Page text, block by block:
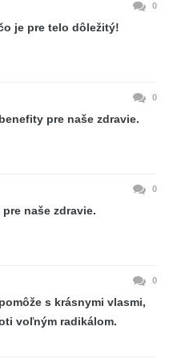
0
je pre telo dôležitý!
0
pre naše zdravie.
0
naše zdravie.
0
s krásnymi vlasmi,
voľným radikálom.